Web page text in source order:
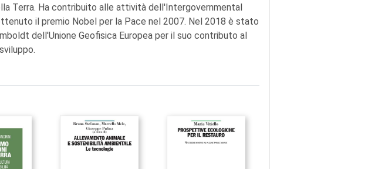
Terra. Ha contribuito alle attività dell'Intergovernmental
il premio Nobel per la Pace nel 2007. Nel 2018 è stato
dell'Unione Geofisica Europea per il suo contributo al